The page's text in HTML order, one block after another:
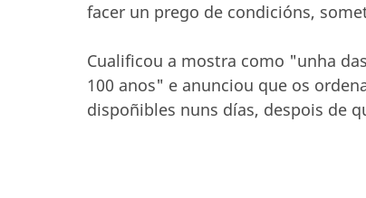
facer un prego de condicións,
Cualificou a mostra como "unha
100 anos" e anunciou que os
dispoñibles nuns días, despois de